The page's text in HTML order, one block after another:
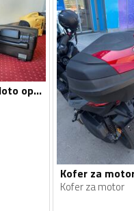
Kofer za motor - Moto oprema
Kofer za motor